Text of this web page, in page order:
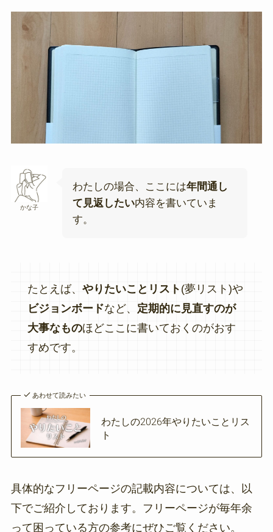
かな子
わたしの場合、ここには年間通し
て見返したい内容を書いていま
す。
たとえば、 やりたいことリスト (夢リスト)や
ビジョンボードなど、 定期的に見直すのが
大事なものほどここに書いておくのがおす
すめです。
あわせて読みたい
わたしの2026年やりたいことリス
ト
具体的なフリーページの記載内容については、以
下でご紹介しております。フリーページが毎年余
って困っている方の参考にぜひご覧ください。